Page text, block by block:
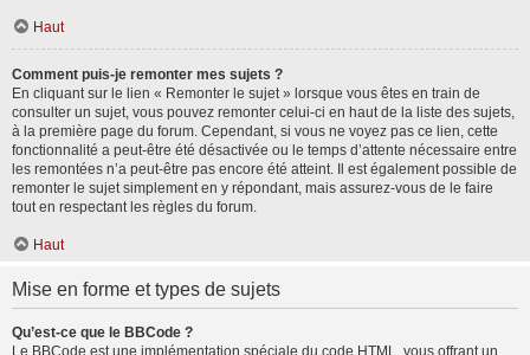
Haut
Comment puis-je remonter mes sujets ?
En cliquant sur le lien « Remonter le sujet » lorsque vous êtes en train de
consulter un sujet, vous pouvez remonter celui-ci en haut de la liste des sujets,
à la première page du forum. Cependant, si vous ne voyez pas ce lien, cette
fonctionnalité a peut-être été désactivée ou le temps d’attente nécessaire entre
les remontées n’a peut-être pas encore été atteint. Il est également possible de
remonter le sujet simplement en y répondant, mais assurez-vous de le faire
tout en respectant les règles du forum.
Haut
Mise en forme et types de sujets
Qu’est-ce que le BBCode ?